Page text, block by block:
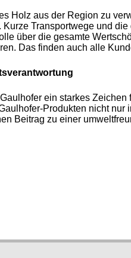
Holz aus der Region zu
Transportwege und
über die gesamte
Das finden auch alle
ein starkes
Produkten nicht
Beitrag zu einer